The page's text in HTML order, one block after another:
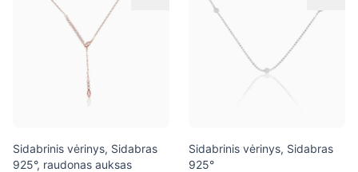
Sidabrinis vėrinys, Sidabras
925°, raudonas auksas
Sidabrinis vėrinys, Sidabras
925°